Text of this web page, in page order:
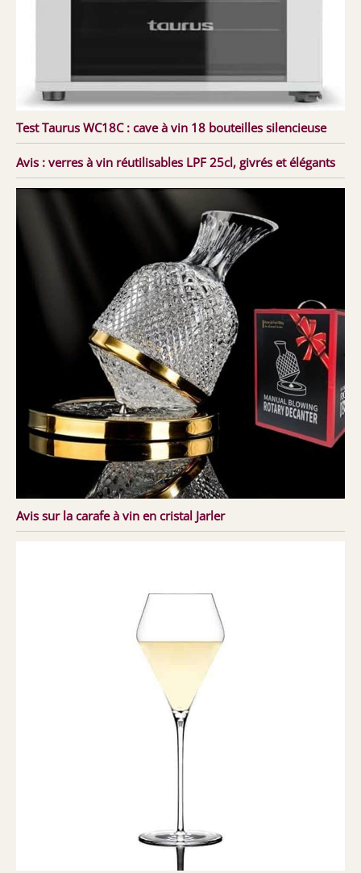
Test Taurus WC18C : cave à vin 18 bouteilles silencieuse
Avis : verres à vin réutilisables LPF 25cl, givrés et élégants
Avis sur la carafe à vin en cristal Jarler